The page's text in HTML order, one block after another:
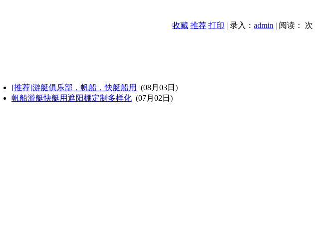
收藏 推荐 打印 | 录入： admin | 阅读：
次
[推荐]游艇俱乐部，帆船，快艇船用
(08月03日)
帆船游艇快艇用遮阳棚定制多样化 (07月02日)